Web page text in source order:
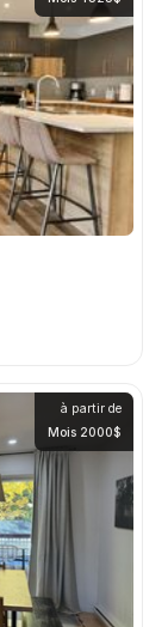
à partir de
Mois 2000$